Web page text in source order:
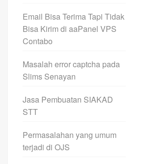
Email Bisa Terima Tapi Tidak
Bisa Kirim di aaPanel VPS
Contabo
Masalah error captcha pada
Slims Senayan
Jasa Pembuatan SIAKAD
STT
Permasalahan yang umum
terjadi di OJS